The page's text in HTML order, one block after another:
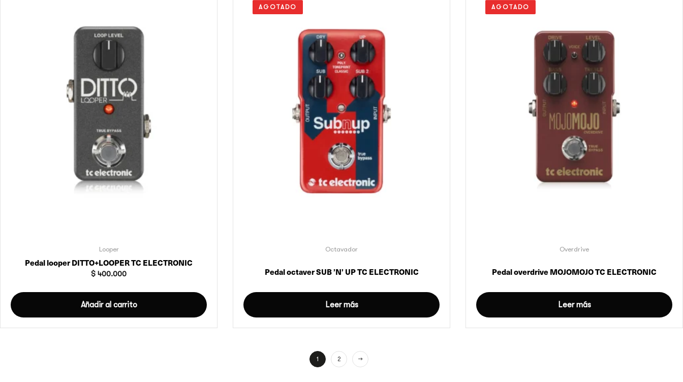
Looper
Pedal looper DITTO+LOOPER TC ELECTRONIC
$ 400.000
Añadir al carrito
AGOTADO
Octavador
Pedal octaver SUB ’N’ UP TC ELECTRONIC
Leer más
AGOTADO
Overdrive
Pedal overdrive MOJOMOJO TC ELECTRONIC
Leer más
1 2 →